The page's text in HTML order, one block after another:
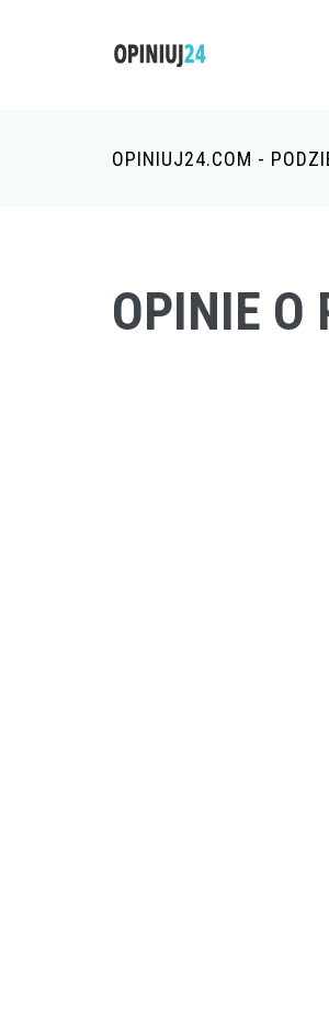
OPINIUJ24.COM -
OPINIE O